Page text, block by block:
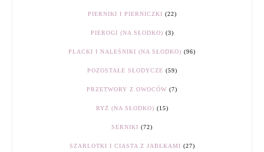
PIERNIKI I PIERNICZKI (22)
PIEROGI (NA SŁODKO) (3)
PLACKI I NALEŚNIKI (NA SŁODKO) (96)
POZOSTAŁE SŁODYCZE (59)
PRZETWORY Z OWOCÓW (7)
RYŻ (NA SŁODKO) (15)
SERNIKI (72)
SZARLOTKI I CIASTA Z JABŁKAMI (27)